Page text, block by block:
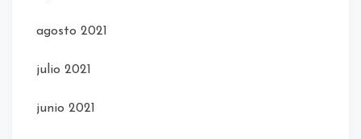
agosto 2021
julio 2021
junio 2021